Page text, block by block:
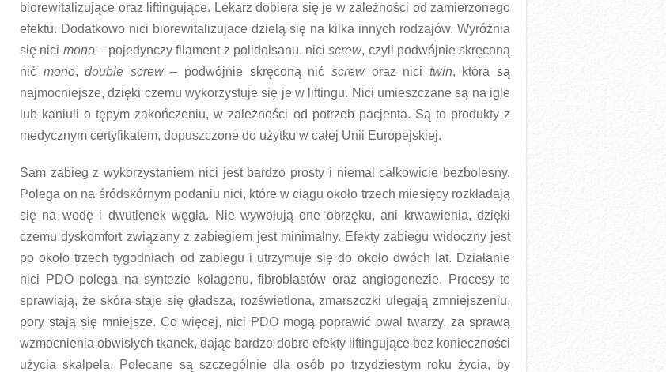
biorewitalizujące oraz liftingujące. Lekarz dobiera się je w zależności od zamierzonego
efektu. Dodatkowo nici biorewitalizujace dzielą się na kilka innych rodzajów. Wyróżnia
się nici mono– pojedynczy filament z polidolsanu, niciscrew, czyli podwójnie skręconą
nić mono,double screw– podwójnie skręconą nić screworaz nici twin, która są
najmocniejsze, dzięki czemu wykorzystuje się je w liftingu. Nici umieszczane są na igle
lub kaniuli o tępym zakończeniu, w zależności od potrzeb pacjenta. Są to produkty z
medycznym certyfikatem, dopuszczone do użytku w całej Unii Europejskiej.
Sam zabieg z wykorzystaniem nici jest bardzo prosty i niemal całkowicie bezbolesny.
Polega on na śródskórnym podaniu nici, które w ciągu około trzech miesięcy rozkładają
się na wodę i dwutlenek węgla. Nie wywołują one obrzęku, ani krwawienia, dzięki
czemu dyskomfort związany z zabiegiem jest minimalny. Efekty zabiegu widoczny jest
po około trzech tygodniach od zabiegu i utrzymuje się do około dwóch lat. Działanie
nici PDO polega na syntezie kolagenu, fibroblastów oraz angiogenezie. Procesy te
sprawiają, że skóra staje się gładsza, rozświetlona, zmarszczki ulegają zmniejszeniu,
pory stają się mniejsze. Co więcej, nici PDO mogą poprawić owal twarzy, za sprawą
wzmocnienia obwisłych tkanek, dając bardzo dobre efekty liftingujące bez konieczności
użycia skalpela. Polecane są szczególnie dla osób po trzydziestym roku życia, by